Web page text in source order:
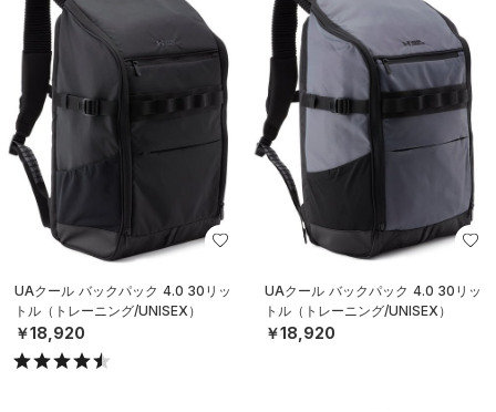
UAクール バックパック 4.0 30リッ
トル（トレーニング/UNISEX）
￥18,920
UAクール バックパック 4.0 30リッ
トル（トレーニング/UNISEX）
￥18,920